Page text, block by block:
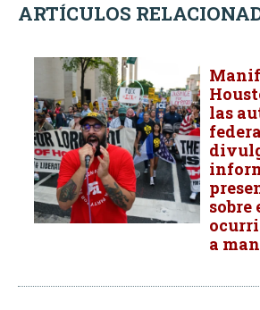
ARTÍCULOS
las
sobre
a